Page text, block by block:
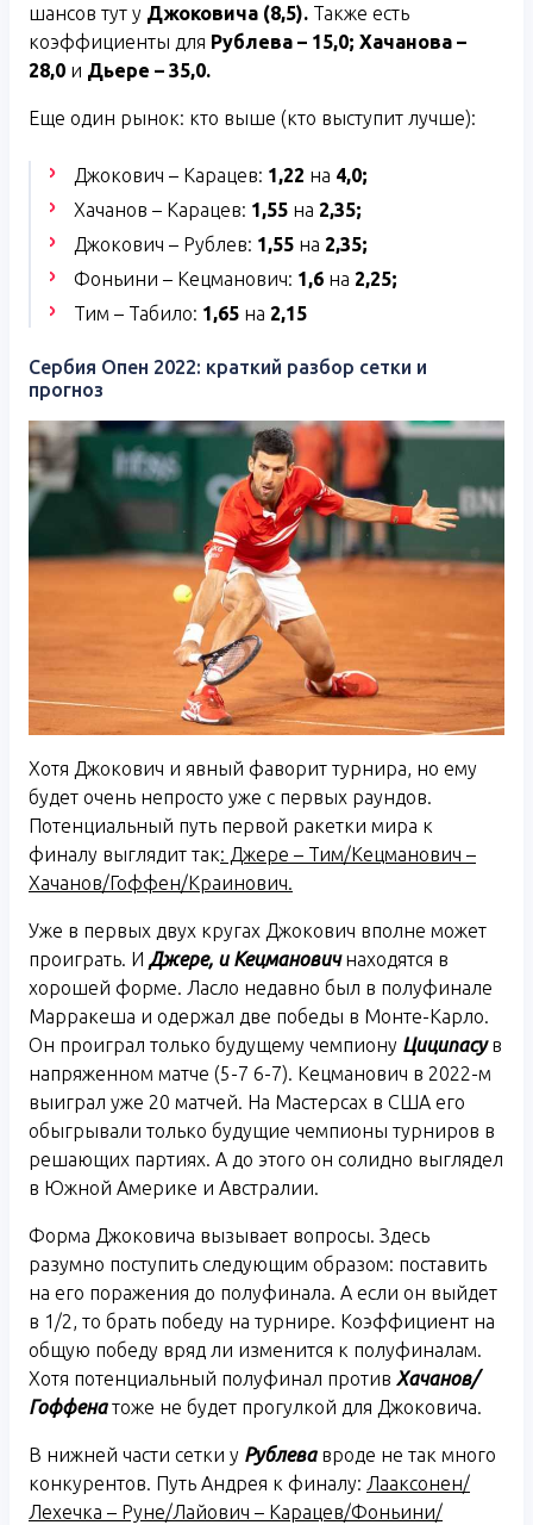
шансов тут у Джоковича (8,5). Также есть
коэффициенты для Рублева – 15,0; Хачанова –
28,0 и Дьере – 35,0.
Еще один рынок: кто выше (кто выступит лучше):
Джокович – Карацев: 1,22 на 4,0;
Хачанов – Карацев: 1,55 на 2,35;
Джокович – Рублев: 1,55 на 2,35;
Фоньини – Кецманович: 1,6 на 2,25;
Тим – Табило: 1,65 на 2,15
Сербия Опен 2022: краткий разбор сетки и
прогноз
Хотя Джокович и явный фаворит турнира, но ему
будет очень непросто уже с первых раундов.
Потенциальный путь первой ракетки мира к
финалу выглядит так: Джере – Тим/Кецманович –
Хачанов/Гоффен/Краинович.
Уже в первых двух кругах Джокович вполне может
проиграть. И Джере, и Кецмановичнаходятся в
хорошей форме. Ласло недавно был в полуфинале
Марракеша и одержал две победы в Монте-Карло.
Он проиграл только будущему чемпиону Циципасув
напряженном матче (5-7 6-7). Кецманович в 2022-м
выиграл уже 20 матчей. На Мастерсах в США его
обыгрывали только будущие чемпионы турниров в
решающих партиях. А до этого он солидно выглядел
в Южной Америке и Австралии.
Форма Джоковича вызывает вопросы. Здесь
разумно поступить следующим образом: поставить
на его поражения до полуфинала. А если он выйдет
в 1/2, то брать победу на турнире. Коэффициент на
общую победу вряд ли изменится к полуфиналам.
Хотя потенциальный полуфинал против Хачанов/
Гоффенатоже не будет прогулкой для Джоковича.
В нижней части сетки у Рублевавроде не так много
конкурентов. Путь Андрея к финалу: Лааксонен/
Лехечка – Руне/Лайович – Карацев/Фоньини/